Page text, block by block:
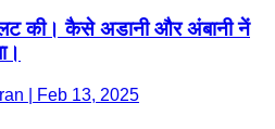
की। कैसे अडानी और अंबानी नें
| Feb 13, 2025